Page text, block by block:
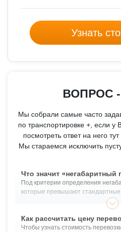
Узнать
ВОПРОС
Мы собрали самые часто
по транспортировке +, если у
посмотреть ответ на него
Мы стараемся исключить
Что значит «негабаритный
Под критерии определения
которые превышают
законодательными актами,
Негабаритным грузом можно
превышает 4 метра (от земли),
м. и масса более 40 тонн.
Как рассчитать цену
Чтобы узнать стоимость